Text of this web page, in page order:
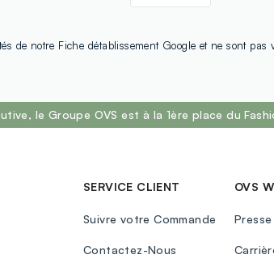
de notre Fiche détablissement Google et ne sont
le Groupe OVS est à la 1ère place du
SERVICE CLIENT
Suivre votre Commande
Contactez-Nous
OVS
Presse